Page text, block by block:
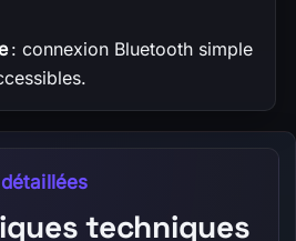
: connexion Bluetooth simple
techniques